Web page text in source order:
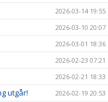
2026-03-14 19:55
2026-03-10 20:07
2026-03-01 18:36
2026-02-23 07:21
2026-02-21 18:33
utgår! 2026-02-19 20:53